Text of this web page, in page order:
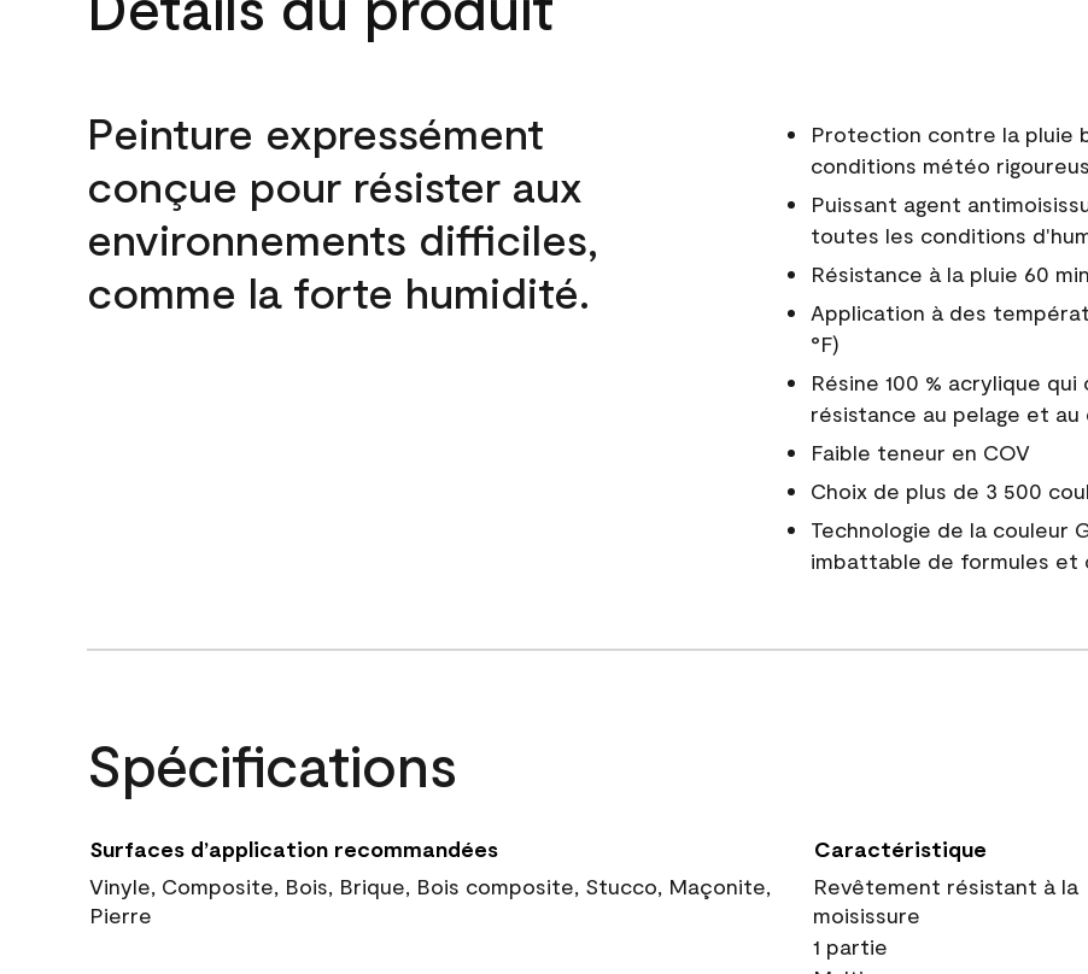
Peinture expressément
conçue pour résister aux
environnements difficiles,
comme la forte humidité.
Protection contre la pluie
conditions météo
Puissant agent
toutes les conditions
Résistance à la pluie 60
Application à des
°F)
Résine 100 % acrylique
résistance au pelage et au
Faible teneur en COV
Choix de plus de 3 500
Technologie de la couleur
imbattable de formules et
Spécifications
Surfaces d’application recommandées
Vinyle, Composite, Bois, Brique, Bois composite, Stucco, Maçonite,
Pierre
Caractéristique
Revêtement résistant à la
moisissure
1 partie